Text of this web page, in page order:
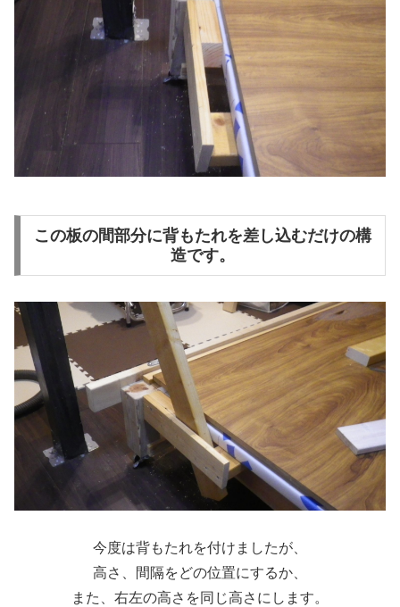
この板の間部分に背もたれを差し込むだけの構
造です。
今度は背もたれを付けましたが、
高さ、間隔をどの位置にするか、
また、右左の高さを同じ高さにします。